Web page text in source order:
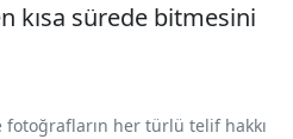
kısa sürede bitmesini
fotoğrafların her türlü telif hakkı